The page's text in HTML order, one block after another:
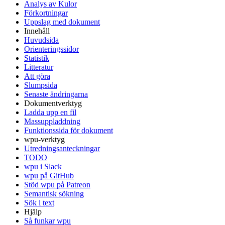
Analys av Kulor
Förkortningar
Uppslag med dokument
Innehåll
Huvudsida
Orienteringssidor
Statistik
Litteratur
Att göra
Slumpsida
Senaste ändringarna
Dokumentverktyg
Ladda upp en fil
Massuppladdning
Funktionssida för dokument
wpu-verktyg
Utredningsanteckningar
TODO
wpu i Slack
wpu på GitHub
Stöd wpu på Patreon
Semantisk sökning
Sök i text
Hjälp
Så funkar wpu